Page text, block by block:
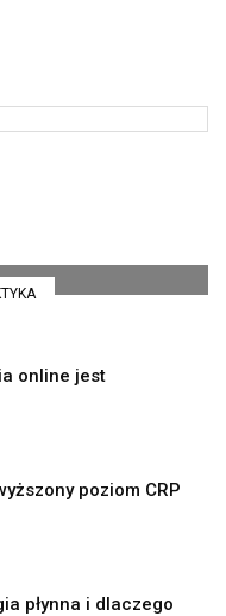
online jest
poziom CRP
płynna i dlaczego